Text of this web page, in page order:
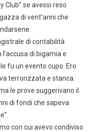
Club” se avessi reso
di vent’anni che
di contabilità
di bigamia e
fu un evento cupo. Ero
terrorizzata e stanca.
le prove suggerivano il
di fondi che sapeva
con cui avevo condiviso